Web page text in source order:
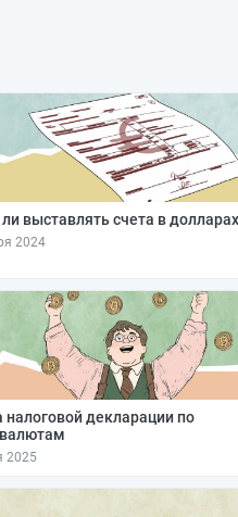
94,0821
94,389
выставлять счета в
2024
налоговой декларации по
2025